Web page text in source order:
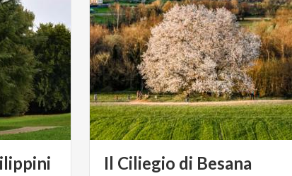
Il Ciliegio di Besana